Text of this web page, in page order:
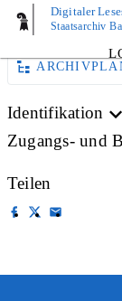
Digitaler
Staatsarchiv
DRUCKSACHE
Identifikation
Zugangs- und
Teilen